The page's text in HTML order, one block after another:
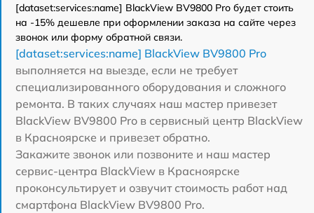
[dataset:services:name] BlackView BV9800 Pro будет стоить
на -15% дешевле при оформлении заказа на сайте через
звонок или форму обратной связи.
[dataset:services:name] BlackView BV9800 Pro
выполняется на выезде, если не требует
специализированного оборудования и сложного
ремонта. В таких случаях наш мастер привезет
BlackView BV9800 Pro в сервисный центр BlackView
в Красноярске и привезет обратно.
Закажите звонок или позвоните и наш мастер
сервис-центра BlackView в Красноярске
проконсультирует и озвучит стоимость работ над
смартфона BlackView BV9800 Pro.